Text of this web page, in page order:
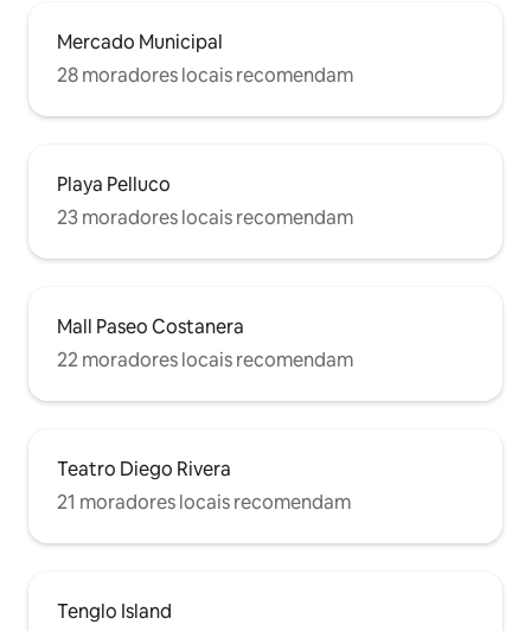
Mercado Municipal
28 moradores locais recomendam
Playa Pelluco
23 moradores locais recomendam
Mall Paseo Costanera
22 moradores locais recomendam
Teatro Diego Rivera
21 moradores locais recomendam
Tenglo Island